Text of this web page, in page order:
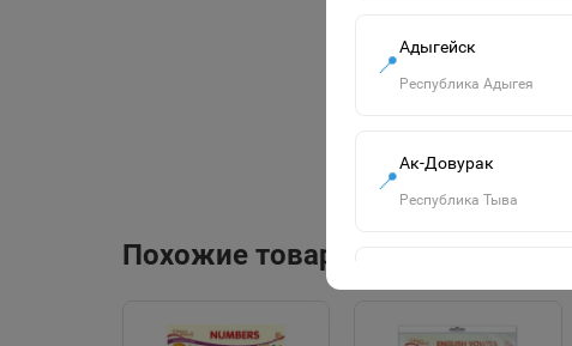
📍
Адыгейск
Республика Адыгея
📍
Ак-Довурак
Республика Тыва
📍
Похожие товары